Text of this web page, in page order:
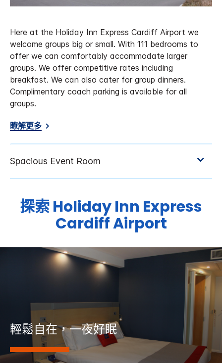
Here at the Holiday Inn Express Cardiff Airport we
welcome groups big or small. With 111 bedrooms to
offer we can comfortably accommodate larger
groups. We offer competitive rates including
breakfast. We can also cater for group dinners.
Complimentary coach parking is available for all
groups.
瞭解更多
探索Holiday Inn Express
Cardiff Airport
輕鬆自在，一夜好眠